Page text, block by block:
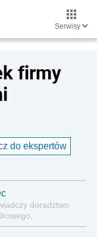
Serwisy
firmy
do ekspertów
doradztwo